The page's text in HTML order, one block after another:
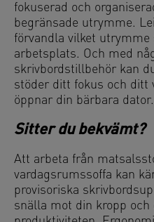
fokuserad och
begränsade utrymme.
förvandla vilket
arbetsplats. Och med
skrivbordstillbehör kan
stöder ditt fokus och ditt
öppnar din bärbara dator.
Sitter du bekvämt?
Att arbeta från
vardagsrumssoffa kan
provisoriska
snälla mot din kropp